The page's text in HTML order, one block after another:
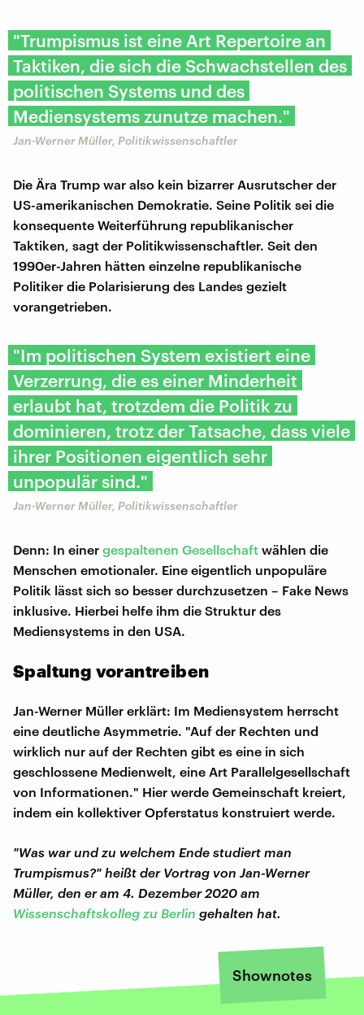
"Trumpismus ist eine Art Repertoire an
Taktiken, die sich die Schwachstellen des
politischen Systems und des
Mediensystems zunutze machen."
Jan-Werner Müller, Politikwissenschaftler
Die Ära Trump war also kein bizarrer Ausrutscher der
US-amerikanischen Demokratie. Seine Politik sei die
konsequente Weiterführung republikanischer
Taktiken, sagt der Politikwissenschaftler. Seit den
1990er-Jahren hätten einzelne republikanische
Politiker die Polarisierung des Landes gezielt
vorangetrieben.
"Im politischen System existiert eine
Verzerrung, die es einer Minderheit
erlaubt hat, trotzdem die Politik zu
dominieren, trotz der Tatsache, dass viele
ihrer Positionen eigentlich sehr
unpopulär sind."
Jan-Werner Müller, Politikwissenschaftler
Denn: In einer gespaltenen Gesellschaft wählen die
Menschen emotionaler. Eine eigentlich unpopuläre
Politik lässt sich so besser durchzusetzen – Fake News
inklusive. Hierbei helfe ihm die Struktur des
Mediensystems in den USA.
Spaltung vorantreiben
Jan-Werner Müller erklärt: Im Mediensystem herrscht
eine deutliche Asymmetrie. "Auf der Rechten und
wirklich nur auf der Rechten gibt es eine in sich
geschlossene Medienwelt, eine Art Parallelgesellschaft
von Informationen." Hier werde Gemeinschaft kreiert,
indem ein kollektiver Opferstatus konstruiert werde.
"Was war und zu welchem Ende studiert man
Trumpismus?" heißt der Vortrag von Jan-Werner
Müller, den er am 4. Dezember 2020 am
Wissenschaftskolleg zu Berlin gehalten hat.
Shownotes